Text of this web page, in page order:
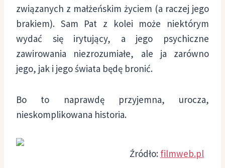
związanych z małżeńskim życiem (a raczej jego
brakiem). Sam Pat z kolei może niektórym
wydać się irytujący, a jego psychiczne
zawirowania niezrozumiałe, ale ja zarówno
jego, jak i jego świata będę bronić.
Bo to naprawdę przyjemna, urocza,
nieskomplikowana historia.
Źródło: filmweb.pl